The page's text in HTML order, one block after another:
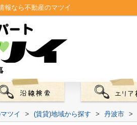
報なら不動産のマツイ
ツイ > (賃貸)地域から探す > 丹波市 >